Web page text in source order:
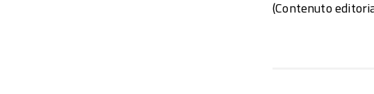
(Contenuto